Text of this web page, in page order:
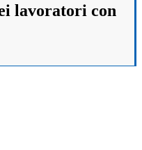
lavoratori con